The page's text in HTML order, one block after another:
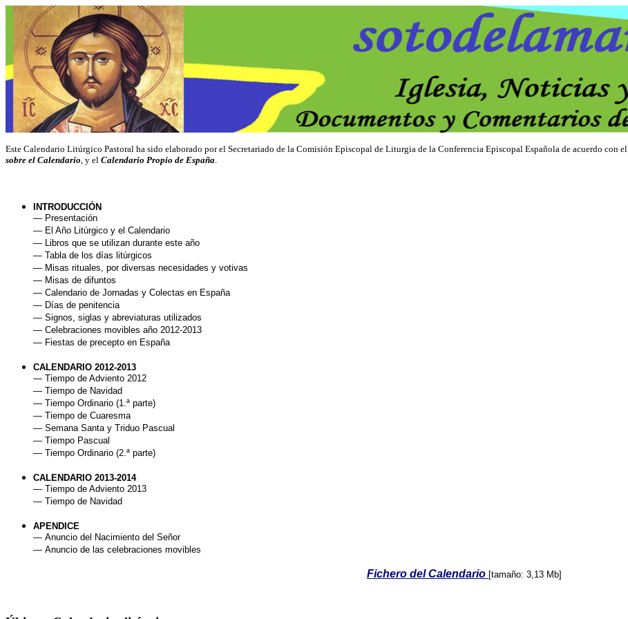
Este Calendario Litúrgico Pastoral ha sido elaborado por el Secretariado de la Comisión Episcopal de Liturgia de la Conferencia Episcopal Española de acuerdo con el
sobre el Calendario, y el Calendario Propio de España.
INTRODUCCIÓN
— Presentación
— El Año Litúrgico y el Calendario
— Libros que se utilizan durante este año
— Tabla de los días litúrgicos
— Misas rituales, por diversas necesidades y votivas
— Misas de difuntos
— Calendario de Jornadas y Colectas en España
— Días de penitencia
— Signos, siglas y abreviaturas utilizados
— Celebraciones movibles año 2012-2013
— Fiestas de precepto en España
CALENDARIO 2012-2013
— Tiempo de Adviento 2012
— Tiempo de Navidad
— Tiempo Ordinario (1.ª parte)
— Tiempo de Cuaresma
— Semana Santa y Triduo Pascual
— Tiempo Pascual
— Tiempo Ordinario (2.ª parte)
CALENDARIO 2013-2014
— Tiempo de Adviento 2013
— Tiempo de Navidad
APENDICE
— Anuncio del Nacimiento del Señor
— Anuncio de las celebraciones movibles
Fichero del Calendario [tamaño: 3,13 Mb]